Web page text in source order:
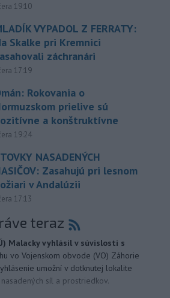
19:10
VYPADOL Z FERRATY:
Skalke pri Kremnici
záchranári
17:19
Rokovania o
prielive sú
a konštruktívne
19:24
NASADENÝCH
Zasahujú pri lesnom
v Andalúzii
17:13
teraz
Malacky vyhlásil v súvislosti s
vo Vojenskom obvode (VO) Záhorie
umožní v dotknutej lokalite
síl a prostriedkov.